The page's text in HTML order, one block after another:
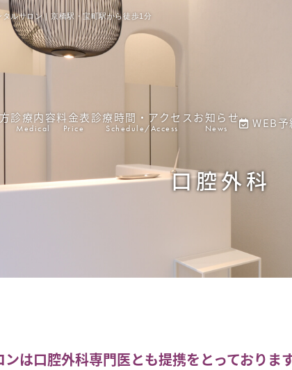
ルサロン｜京橋駅・宝町駅から徒歩1分
診療内容
Medical
料金表
Price
診療時間・アクセス
Schedule/Access
お知らせ
News
WEB予
口腔外科
は口腔外科専門医とも提携をとっておりま